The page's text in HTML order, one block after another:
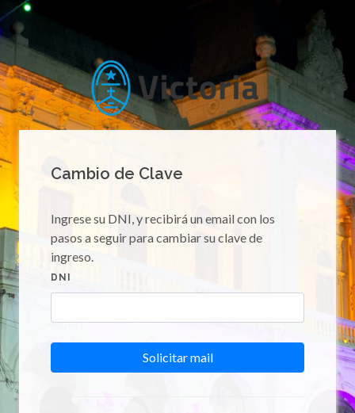
Cambio de Clave
Ingrese su DNI, y recibirá un email con los
pasos a seguir para cambiar su clave de
ingreso.
DNI